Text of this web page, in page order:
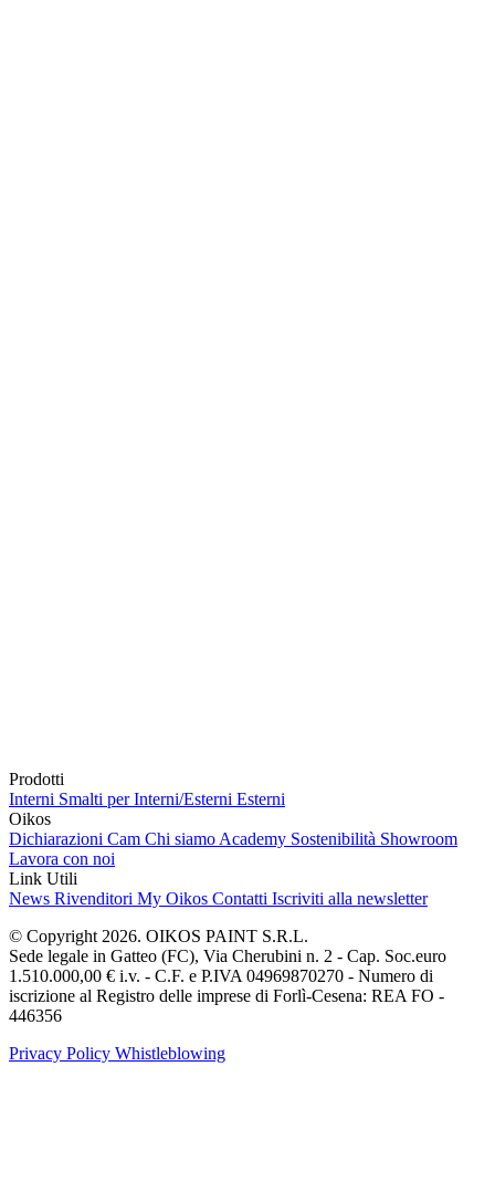
Prodotti
Interni Smalti per Interni/Esterni Esterni
Oikos
Dichiarazioni Cam Chi siamo Academy Sostenibilità Showroom
Lavora con noi
Link Utili
News Rivenditori My Oikos Contatti Iscriviti alla newsletter
© Copyright 2026. OIKOS PAINT S.R.L.
Sede legale in Gatteo (FC), Via Cherubini n. 2 - Cap. Soc.euro
1.510.000,00 € i.v. - C.F. e P.IVA 04969870270 - Numero di
iscrizione al Registro delle imprese di Forlì-Cesena: REA FO -
446356
Privacy Policy Whistleblowing